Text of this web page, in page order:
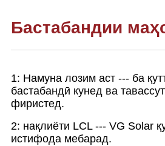
Бастабандии
1: Намуна лозим аст --- ба
бастабандӣ кунед ва
фиристед.
2: нақлиёти LCL --- VG Solar
истифода мебарад.